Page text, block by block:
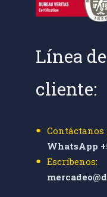
Línea
cliente:
WhatsApp
Escríbenos: